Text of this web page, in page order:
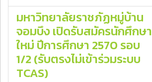
มหาวิทยาลัยราชภัฏหมู่บ้าน
จอมบึง เปิดรับสมัครนักศึกษา
ใหม่ ปีการศึกษา 2570 รอบ
1/2 (รับตรงไม่เข้าร่วมระบบ
TCAS)